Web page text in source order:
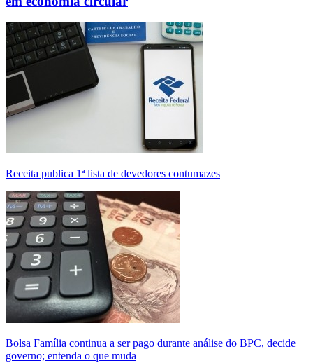
Receita publica 1ª lista de devedores contumazes
Bolsa Família continua a ser pago durante análise do BPC, decide
governo; entenda o que muda